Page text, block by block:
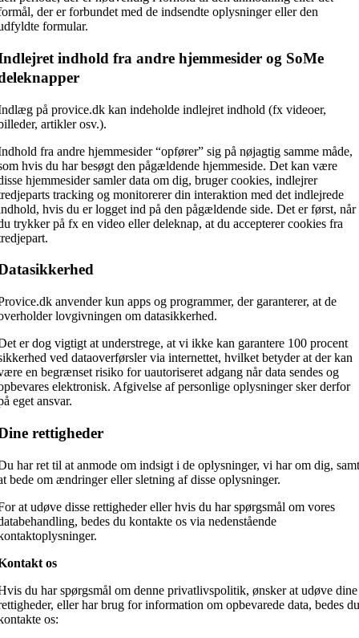
der er forbundet med de indsendte oplysninger eller den
formular.
indhold fra andre hjemmesider og SoMe
på provice.dk kan indeholde indlejret indhold (fx videoer,
artikler osv.).
fra andre hjemmesider “opfører” sig på nøjagtig samme måde,
hvis du har besøgt den pågældende hjemmeside. Det kan være
hjemmesider samler data om dig, bruger cookies, indlejrer
tracking og monitorerer din interaktion med det indlejrede
hvis du er logget ind på den pågældende side. Det er først, når
trykker på fx en video eller deleknap, at du accepterer cookies fra
anvender kun apps og programmer, der garanterer, at de
lovgivningen om datasikkerhed.
er dog vigtigt at understrege, at vi ikke kan garantere 100 procent
ved dataoverførsler via internettet, hvilket betyder at der kan
en begrænset risiko for uautoriseret adgang når data sendes og
elektronisk. Afgivelse af personlige oplysninger sker derfor
eget ansvar.
rettigheder
har ret til at anmode om indsigt i de oplysninger, vi har om dig,
bede om ændringer eller sletning af disse oplysninger.
at udøve disse rettigheder eller hvis du har spørgsmål om vores
bedes du kontakte os via nedenstående
os
du har spørgsmål om denne privatlivspolitik, ønsker at udøve dine
eller har brug for information om opbevarede data, bedes
os: